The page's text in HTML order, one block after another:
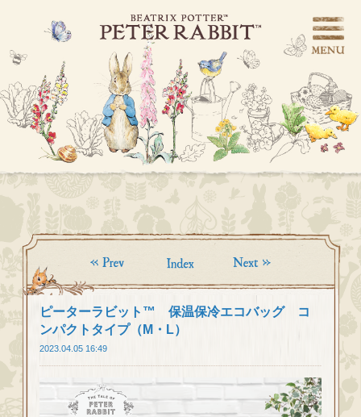
ピーターラビット™ 保温保冷エコバッグ コ
ンパクトタイプ（M・L）
2023.04.05 16:49